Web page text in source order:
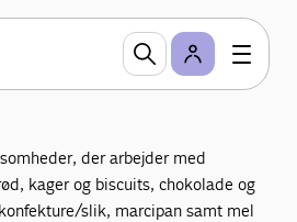
Cerealier er en sektion i DI
for at fremme branchens
for at præge den
sig til industrien.
der arbejder med
kager og biscuits, chokolade og
slik, marcipan samt mel